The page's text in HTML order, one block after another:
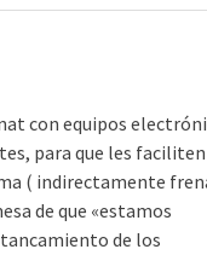
con equipos
para que les
( indirectamente
de que «estamos
de los